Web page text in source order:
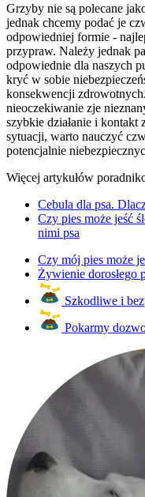
Grzyby nie są polecane
jednak chcemy podać je
odpowiedniej formie -
przypraw. Należy jednak
odpowiednie dla naszych
kryć w sobie
konsekwencji
nieoczekiwanie zje
szybkie działanie i
sytuacji, warto nauczyć
potencjalnie
Więcej artykułów
Cebula dla psa.
Czy pies może jeść
nimi psa
Czy mój pies może
Żywienie dorosłego
Szkodliwe i
Pokarmy